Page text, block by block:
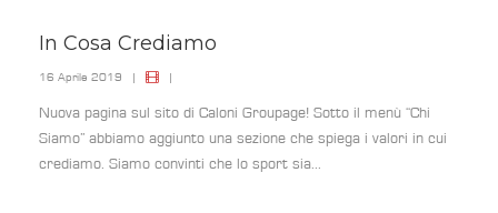
In Cosa Crediamo
16 Aprile 2019
Nuova pagina sul sito di Caloni Groupage! Sotto il menù “Chi
Siamo” abbiamo aggiunto una sezione che spiega i valori in cui
crediamo. Siamo convinti che lo sport sia...